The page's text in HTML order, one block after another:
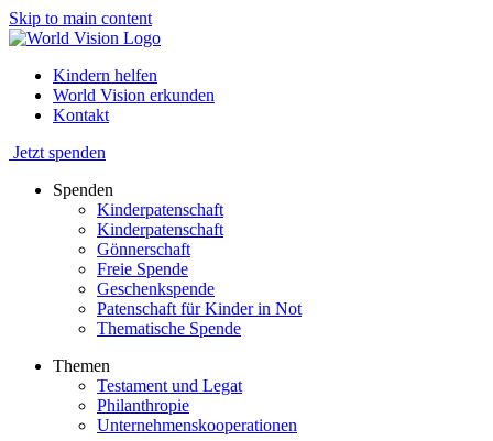
Skip to main content
Kindern helfen
World Vision erkunden
Kontakt
Jetzt spenden
Spenden
Kinderpatenschaft
Kinderpatenschaft
Gönnerschaft
Freie Spende
Geschenkspende
Patenschaft für Kinder in Not
Thematische Spende
Themen
Testament und Legat
Philanthropie
Unternehmenskooperationen